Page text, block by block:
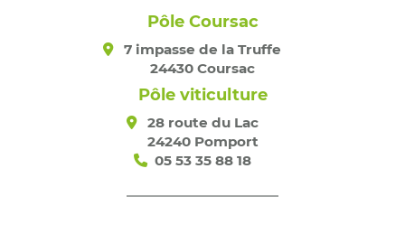
Pôle Coursac
7 impasse de la Truffe
24430 Coursac
Pôle viticulture
28 route du Lac
24240 Pomport
05 53 35 88 18